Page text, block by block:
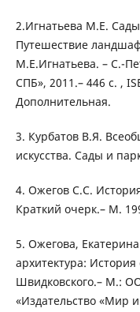
2.Игнатьева М.Е.
Путешествие
М.Е.Игнатьева. – С.-
СПБ», 2011.– 446 с. ,
Дополнительная.
3. Курбатов В.Я.
искусства. Сады и
4. Ожегов С.С.
Краткий очерк.– М.
5. Ожегова,
архитектура:
Швидковского.– М.:
«Издательство «Мир